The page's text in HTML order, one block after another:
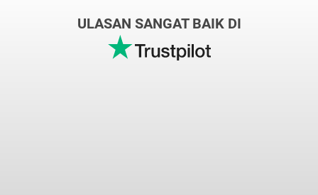
ULASAN SANGAT BAIK DI